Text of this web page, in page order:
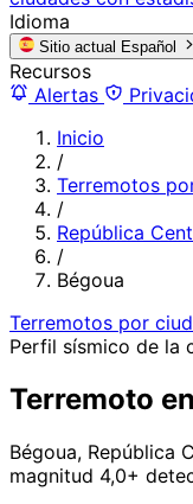
Idioma
Sitio actual Español
Recursos
Alertas
Inicio
/
Terremotos
/
República
/
Bégoua
Terremotos por
Perfil sísmico de la
Terremoto
Bégoua, República
magnitud 4,0+